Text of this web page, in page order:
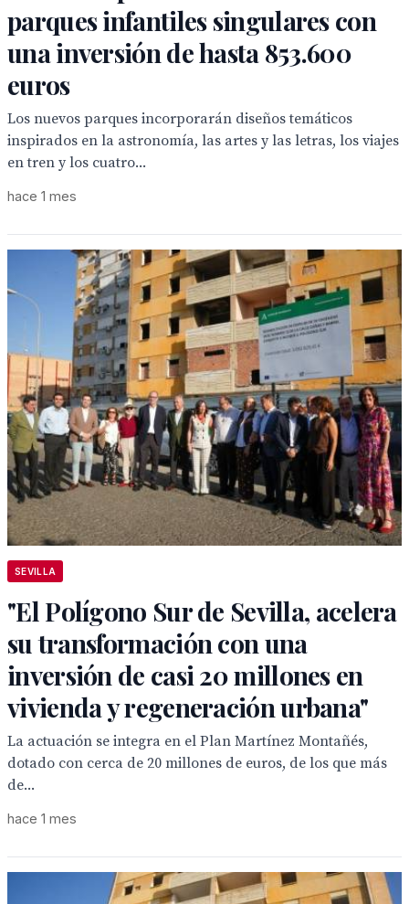
parques infantiles singulares con
una inversión de hasta 853.600
euros
Los nuevos parques incorporarán diseños temáticos
inspirados en la astronomía, las artes y las letras, los viajes
en tren y los cuatro...
hace 1 mes
SEVILLA
"El Polígono Sur de Sevilla, acelera
su transformación con una
inversión de casi 20 millones en
vivienda y regeneración urbana"
La actuación se integra en el Plan Martínez Montañés,
dotado con cerca de 20 millones de euros, de los que más
de...
hace 1 mes